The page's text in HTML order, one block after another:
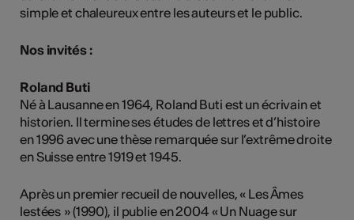
simple et chaleureux entre les auteurs et le public.
Nos invités :
Roland Buti
Né à Lausanne en 1964, Roland Buti est un écrivain et
historien. Il termine ses études de lettres et d’histoire
en 1996 avec une thèse remarquée sur l’extrême droite
en Suisse entre 1919 et 1945.
Après un premier recueil de nouvelles, « Les Âmes
lestées » (1990), il publie en 2004 « Un Nuage sur